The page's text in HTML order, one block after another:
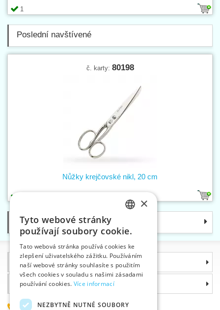
1
Poslední navštívené
č. karty: 80198
Nůžky krejčovské nikl, 20 cm
Kategorie
Informace
Proč si zvolit právě nás
585 051 217
ENGLISH
GERMAN
×
Tyto webové stránky
používají soubory cookie.
Tato webová stránka používá cookies ke
zlepšení uživatelského zážitku. Používáním
naší webové stránky souhlasíte s použitím
všech cookies v souladu s našimi zásadami
používání cookies. Více informací
NEZBYTNĚ NUTNÉ SOUBORY